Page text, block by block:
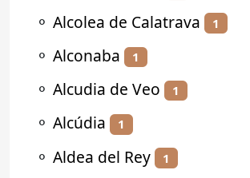
⚬ Alcolea de Calatrava 1
⚬ Alconaba 1
⚬ Alcudia de Veo 1
⚬ Alcúdia 1
⚬ Aldea del Rey 1